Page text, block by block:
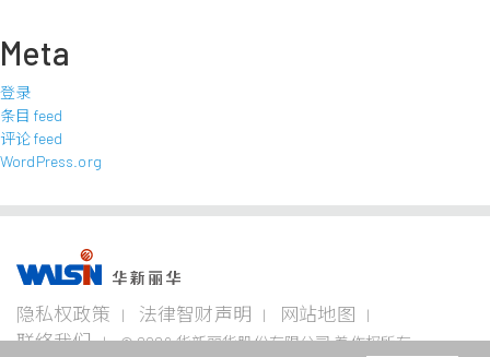
Meta
登录
条目 feed
评论 feed
WordPress.org
事业版图
者专
栏
华新
人
华新
丽华
隐私权政策 法律智财声明
网站地图
联络我们
© 2026 华新丽华股份有限公司 着作权所有